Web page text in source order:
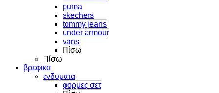
puma
skechers
tommy jeans
under armour
vans
Πίσω
Πίσω
βρεφικα
ενδυματα
φορμες σετ